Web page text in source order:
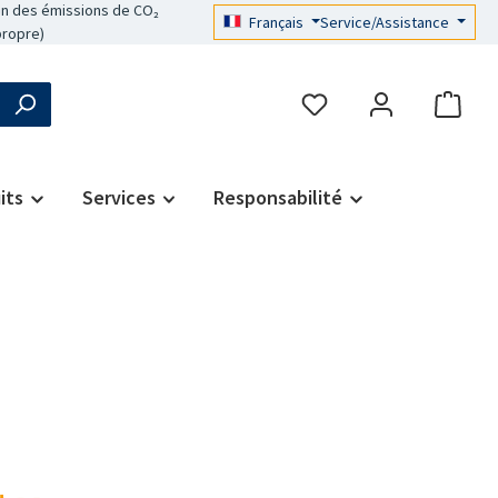
des émissions de CO₂
Français Service/Assistance
Services Responsabilité